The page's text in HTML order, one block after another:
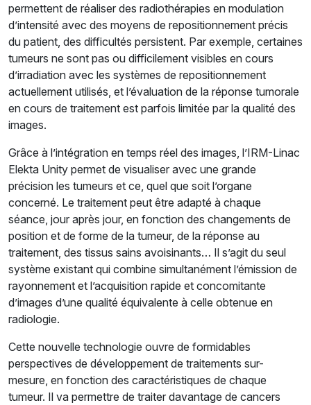
permettent de réaliser des radiothérapies en modulation
d’intensité avec des moyens de repositionnement précis
du patient, des difficultés persistent. Par exemple, certaines
tumeurs ne sont pas ou difficilement visibles en cours
d’irradiation avec les systèmes de repositionnement
actuellement utilisés, et l’évaluation de la réponse tumorale
en cours de traitement est parfois limitée par la qualité des
images.
Grâce à l’intégration en temps réel des images, l’IRM-Linac
Elekta Unity permet de visualiser avec une grande
précision les tumeurs et ce, quel que soit l’organe
concerné. Le traitement peut être adapté à chaque
séance, jour après jour, en fonction des changements de
position et de forme de la tumeur, de la réponse au
traitement, des tissus sains avoisinants… Il s’agit du seul
système existant qui combine simultanément l’émission de
rayonnement et l’acquisition rapide et concomitante
d’images d’une qualité équivalente à celle obtenue en
radiologie.
Cette nouvelle technologie ouvre de formidables
perspectives de développement de traitements sur-
mesure, en fonction des caractéristiques de chaque
tumeur. Il va permettre de traiter davantage de cancers